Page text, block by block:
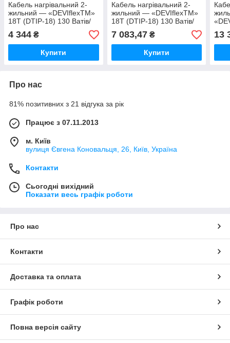
Кабель нагрівальний 2-
жильний — «DEVIflexTM»
18T (DTIP-18) 130 Ватів/
метр 18 метрів
4 344 ₴
Купити
Кабель нагрівальний 2-
жильний — «DEVIflexTM»
18T (DTIP-18) 130 Ватів/
метр 105 метрів
7 083,47₴
Купити
18)
Ом
13
Про нас
81% позитивних з 21 відгука за рік
Працює з 07.11.2013
м. Київ
вулиця Євгена Коновальця, 26, Київ, Україна
Контакти
Сьогодні вихідний
Показати весь графік роботи
Про нас
Контакти
Доставка та оплата
Графік роботи
Повна версія сайту